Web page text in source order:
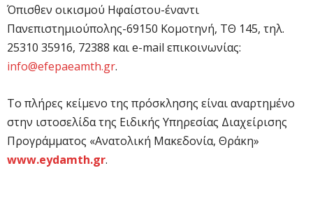
Όπισθεν οικισμού Ηφαίστου-έναντι
Πανεπιστημιούπολης-69150 Κομοτηνή, ΤΘ 145, τηλ.
25310 35916, 72388 και e-mail επικοινωνίας:
info@efepaeamth.gr.
Το πλήρες κείμενο της πρόσκλησης είναι αναρτημένο
στην ιστοσελίδα της Ειδικής Υπηρεσίας Διαχείρισης
Προγράμματος «Ανατολική Μακεδονία, Θράκη»
www.eydamth.gr.